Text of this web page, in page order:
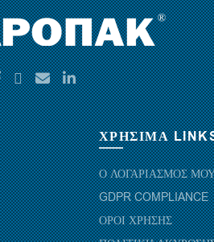
ΧΡΗΣΙΜΑ
Ο ΛΟΓΑΡΙΑΣΜΟΣ
GDPR COMPLIANCE
ΟΡΟΙ ΧΡΗΣΗΣ